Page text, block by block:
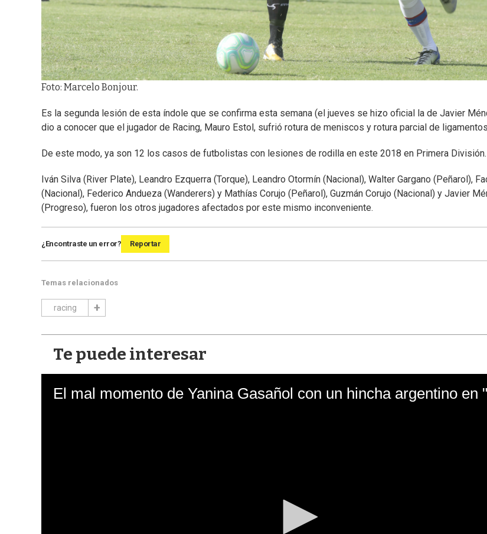
Foto: Marcelo Bonjour.
Es la segunda lesión de esta índole que se confirma esta semana (el jueves se hizo oficial la de Javier
dio a conocer que el jugador de Racing, Mauro Estol, sufrió rotura de meniscos y rotura parcial de
De este modo, ya son 12 los casos de futbolistas con lesiones de rodilla en este 2018 en Primera División.
Iván Silva (River Plate), Leandro Ezquerra (Torque), Leandro Otormín (Nacional), Walter Gargano (Peñarol),
(Nacional), Federico Andueza (Wanderers) y Mathías Corujo (Peñarol), Guzmán Corujo (Nacional) y Javier
(Progreso), fueron los otros jugadores afectados por este mismo inconveniente.
¿Encontraste un error? Reportar
Temas relacionados
racing
Te puede interesar